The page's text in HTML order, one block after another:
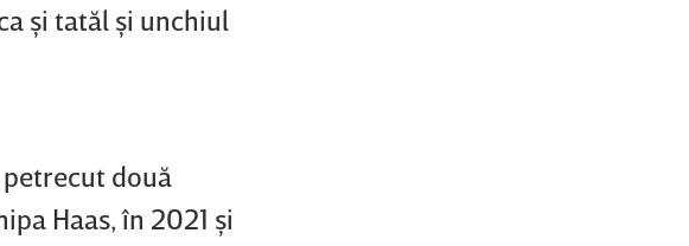
şi tatăl şi unchiul
două
Haas, în 2021 şi